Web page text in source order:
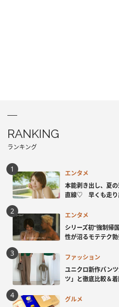
RANKING
ランキング
エンタメ
本能剥き出し、夏
直線♡ 早くも走り
エンタメ
シリーズ初“強制帰
性が沼るモテテク
ファッション
ユニクロ新作パン
ツ」と徹底比較＆
グルメ